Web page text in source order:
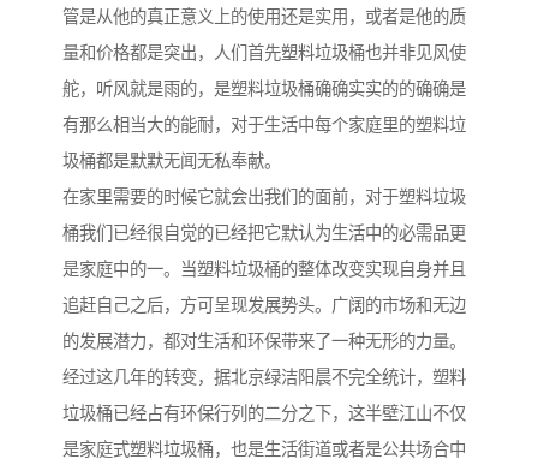
管是从他的真正意义上的使用还是实用，或者是他的质
量和价格都是突出，人们首先塑料垃圾桶也并非见风使
舵，听风就是雨的，是塑料垃圾桶确确实实的的确确是
有那么相当大的能耐，对于生活中每个家庭里的塑料垃
圾桶都是默默无闻无私奉献。
在家里需要的时候它就会出我们的面前，对于塑料垃圾
桶我们已经很自觉的已经把它默认为生活中的必需品更
是家庭中的一。当塑料垃圾桶的整体改变实现自身并且
追赶自己之后，方可呈现发展势头。广阔的市场和无边
的发展潜力，都对生活和环保带来了一种无形的力量。
经过这几年的转变，据北京绿洁阳晨不完全统计，塑料
垃圾桶已经占有环保行列的二分之下，这半壁江山不仅
是家庭式塑料垃圾桶，也是生活街道或者是公共场合中